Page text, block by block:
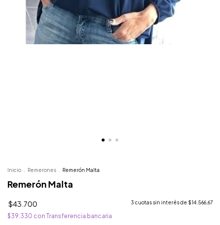
Inicio Remerones Remerón Malta
Remerón Malta
$43.700 3 cuotas sin interés de $14.566,67
$39.330 con Transferencia bancaria